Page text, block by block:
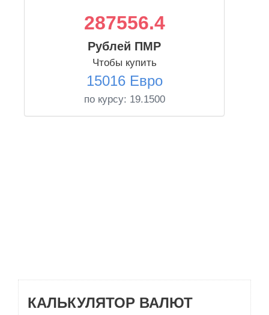
287556.4
Рублей ПМР
Чтобы купить
15016 Евро
по курсу: 19.1500
КАЛЬКУЛЯТОР ВАЛЮТ